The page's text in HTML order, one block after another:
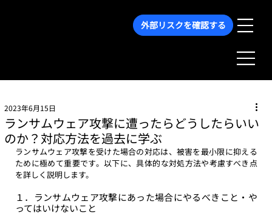
外部リスクを確認する
ランサムウェア攻撃に遭ったらどうしたらいい
のか？対応方法を過去に学ぶ
2023年6月15日
ランサムウェア攻撃を受けた場合の対応は、被害を最小限に抑える
ために極めて重要です。以下に、具体的な対処方法や考慮すべき点
を詳しく説明します。
１．ランサムウェア攻撃にあった場合にやるべきこと・や
ってはいけないこと